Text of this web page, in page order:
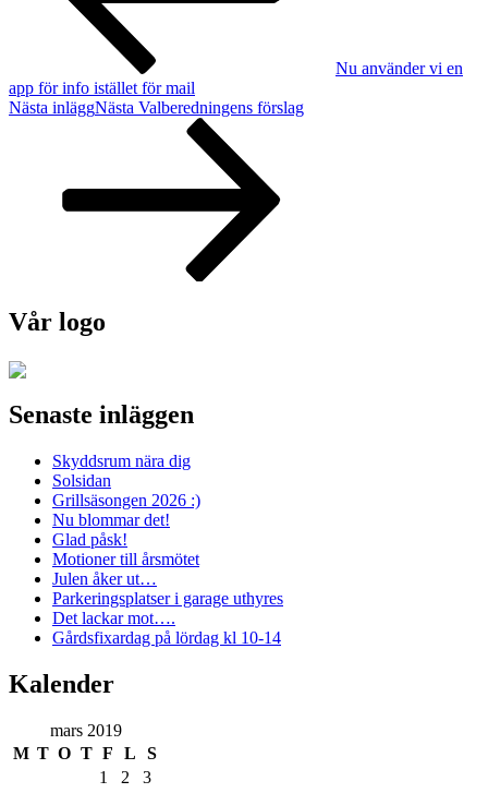
Nu använder vi en
app för info istället för mail
Nästa inläggNästa Valberedningens förslag
Vår logo
Senaste inläggen
Skyddsrum nära dig
Solsidan
Grillsäsongen 2026 :)
Nu blommar det!
Glad påsk!
Motioner till årsmötet
Julen åker ut…
Parkeringsplatser i garage uthyres
Det lackar mot….
Gårdsfixardag på lördag kl 10-14
Kalender
mars 2019
M T O T F L
S
1
2
3